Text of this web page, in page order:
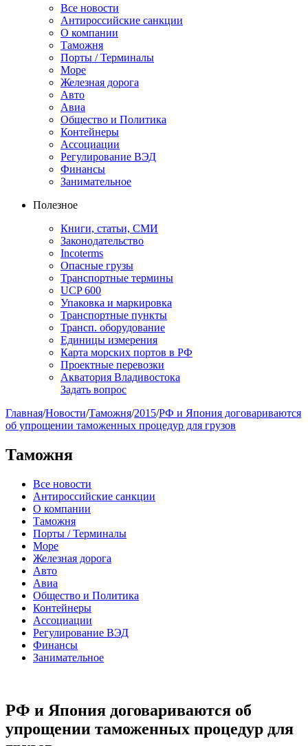
Все новости
Антироссийские санкции
О компании
Таможня
Порты / Терминалы
Море
Железная дорога
Авто
Авиа
Общество и Политика
Контейнеры
Ассоциации
Регулирование ВЭД
Финансы
Занимательное
Полезное
Книги, статьи, СМИ
Законодательство
Incoterms
Опасные грузы
Транспортные термины
UCP 600
Упаковка и маркировка
Транспортные пункты
Трансп. оборудование
Единицы измерения
Карта морских портов в РФ
Проектные перевозки
Акватория Владивостока
Задать вопрос
Главная/Новости/Таможня/2015/РФ и Япония договариваются
об упрощении таможенных процедур для грузов
Таможня
Все новости
Антироссийские санкции
О компании
Таможня
Порты / Терминалы
Море
Железная дорога
Авто
Авиа
Общество и Политика
Контейнеры
Ассоциации
Регулирование ВЭД
Финансы
Занимательное
РФ и Япония договариваются об
упрощении таможенных процедур для